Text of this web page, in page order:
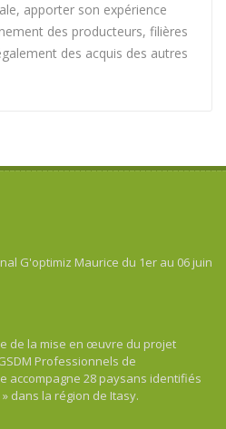
apporter son expérience
des producteurs, filières
des acquis des autres
G'optimiz Maurice du 1er au 06 juin
de la mise en œuvre du projet
Professionnels de
accompagne 28 paysans identifiés
dans la région de Itasy.